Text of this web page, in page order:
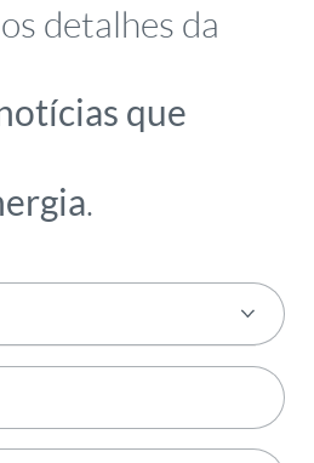
detalhes da
que
.